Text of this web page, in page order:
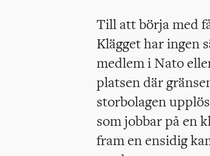
Till att börja med
Klägget har ingen
medlem i Nato
platsen där
storbolagen
som jobbar på en
fram en ensidig